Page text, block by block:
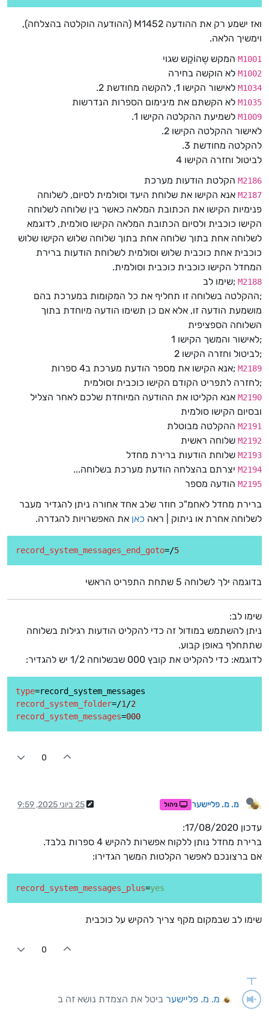
ואז ישמע רק את ההודעה M1452 (ההודעה הוקלטה בהצלחה),
וימשיך הלאה.
M1001 המקש שֶהוֹקַש שגוי
M1002 לא הוקשה בחירה
M1034 לאישור הקישו 1, להקשה מחודשת 2.
M1035 לא הקּשתּם את מינימום הספרות הנדרשות
M1009 לשמיעת ההקלטה הקישו 1.
לאישור ההקלטה הקישו 2.
להקלטה מחודשת 3.
לביטול וחזרה הקישו 4
M2186 הקלטת הודעות מערכת
M2187 אנא הקישו את שלוחת היעד וסולמית לסיום, לשלוחה
פנימיות הקישו את הכתובת המלאה כאשר בין שלוחה לשלוחה
הקישו כוכבית ולסיום הכתובת המלאה הקישו סולמית, לדוגמא
לשלוחה אחת בתוך שלוחה אחת בתוך שלוחה שלוש הקישו שלוש
כוכבית אחת כוכבית שלוש וסולמית לשלוחת הודעות ברירת
המחדל הקישו כוכבית כוכבית וסולמית.
M2188 ;שימו לב
;ההקלטה בשלוחה זו תחליף את כל המקומות במערכת בהם
מושמעת הודעה זו, אלא אם כן תשימו הודעה מיוחדת בתוך
השלוחה הספציפית
;לאישור והמשך הקישו 1
;לביטול וחזרה הקישו 2
M2189 ;אנא הקישו את מספר הודעת מערכת ב4 ספרות
;לחזרה לתפריט הקודם הקישו כוכבית וסולמית
M2190 אנא הקליטו את ההודעה המיוחדת שלכם לאחר הצליל
ובסיום הקישו סולמית
M2191 ההקלטה מבוטלת
M2192 שלוחה ראשית
M2193 שלוחת הודעות ברירת מחדל
M2194 יצרתם בהצלחה הודעת מערכת בשלוחה...
M2195 הודעה מספר
ברירת מחדל לאחמ"כ חוזר שלב אחד אחורה ניתן להגדיר מעבר
לשלוחה אחרת או ניתוק | ראה כאן את האפשרויות להגדרה.
record_system_messages_end_goto=/5
בדוגמה ילך לשלוחה 5 שתחת התפריט הראשי
שימו לב:
ניתן להשתמש במודול זה כדי להקליט הודעות רגילות בשלוחה
שתתחלף באופן קבוע.
לדוגמא: כדי להקליט את קובץ 000 שבשלוחה 1/2 יש להגדיר:
type
record_system_folder=/1 /2
record_system_messages=000
0
מ. מ. פליישער ניהול 25 ביוני 2025, 9:59
עדכון 17/08/2020:
ברירת מחדל נותן ללקוח אפשרות להקיש 4 ספרות בלבד.
אם ברצונכם לאפשר הקלטות המשך הגדירו:
record_system_messages_plus=yes
שימו לב שבמקום מקף צריך להקיש על כוכבית
0
מ. מ. פליישער ביטל את הצמדת נושא זה ב